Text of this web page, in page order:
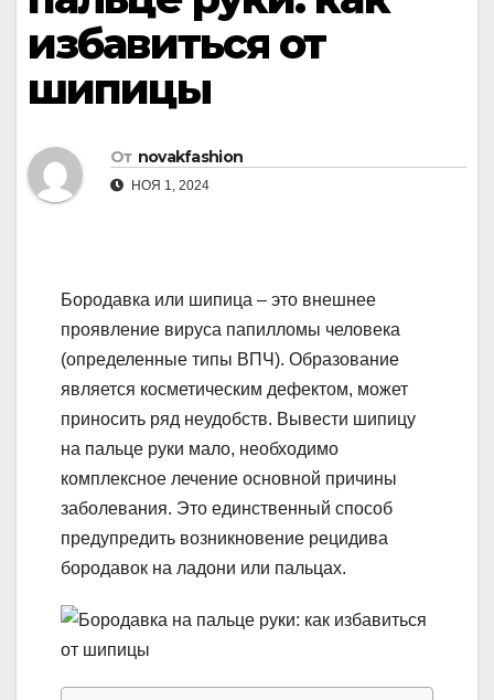
избавиться от
шипицы
От novakfashion
НОЯ 1, 2024
Бородавка или шипица – это внешнее
проявление вируса папилломы человека
(определенные типы ВПЧ). Образование
является косметическим дефектом, может
приносить ряд неудобств. Вывести шипицу
на пальце руки мало, необходимо
комплексное лечение основной причины
заболевания. Это единственный способ
предупредить возникновение рецидива
бородавок на ладони или пальцах.